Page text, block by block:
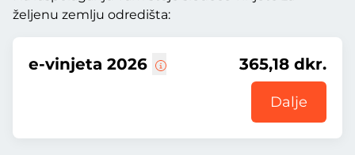
željenu zemlju odredišta:
e-vinjeta 2026 365,18 dkr.
Dalje